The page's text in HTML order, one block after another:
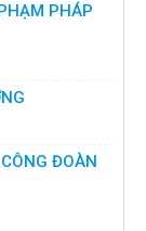
PHÁP
ĐOÀN